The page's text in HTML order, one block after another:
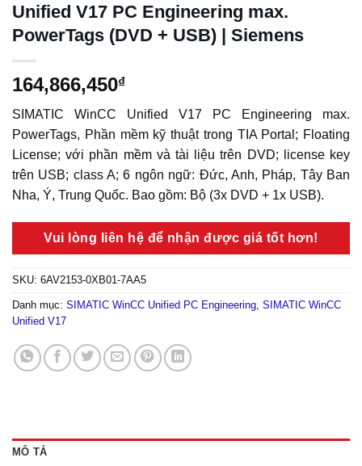
Unified V17 PC Engineering max.
PowerTags (DVD + USB) | Siemens
164,866,450₫
SIMATIC WinCC Unified V17 PC Engineering max.
PowerTags, Phần mềm kỹ thuật trong TIA Portal; Floating
License; với phần mềm và tài liệu trên DVD; license key
trên USB; class A; 6 ngôn ngữ: Đức, Anh, Pháp, Tây Ban
Nha, Ý, Trung Quốc. Bao gồm: Bộ (3x DVD + 1x USB).
Vui lòng liên hệ để nhận được giá tốt hơn!
SKU: 6AV2153-0XB01-7AA5
Danh mục: SIMATIC WinCC Unified PC Engineering SIMATIC WinCC
Unified V17
MÔ TẢ